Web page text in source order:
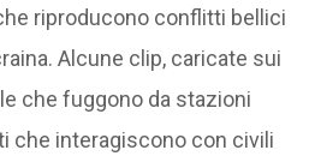
riproducono conflitti bellici
Alcune clip, caricate sui
che fuggono da stazioni
che interagiscono con civili